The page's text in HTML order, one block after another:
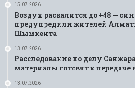
15.07.2026
Воздух раскалится до +48 —
предупредили жителей
Шымкента
13.07.2026
Расследование по делу
материалы готовят к передаче
13.07.2026